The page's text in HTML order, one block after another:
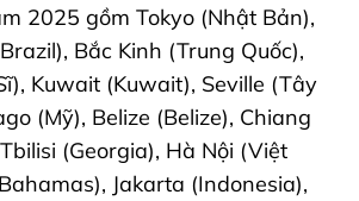
2025 gồm Tokyo (Nhật Bản),
Bắc Kinh (Trung Quốc),
Kuwait (Kuwait), Seville (Tây
(Mỹ), Belize (Belize), Chiang
(Georgia), Hà Nội (Việt
Jakarta (Indonesia),